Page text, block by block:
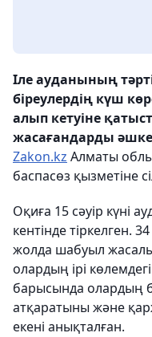
Іле ауданының
біреулердің күш
алып кетуіне
жасағандарды
Zakon.kz Алматы
баспасөз қызметіне
Оқиға 15 сәуір күні
кентінде тіркелген.
жолда шабуыл
олардың ірі
барысында олардың
атқаратыны және
екені анықталған.